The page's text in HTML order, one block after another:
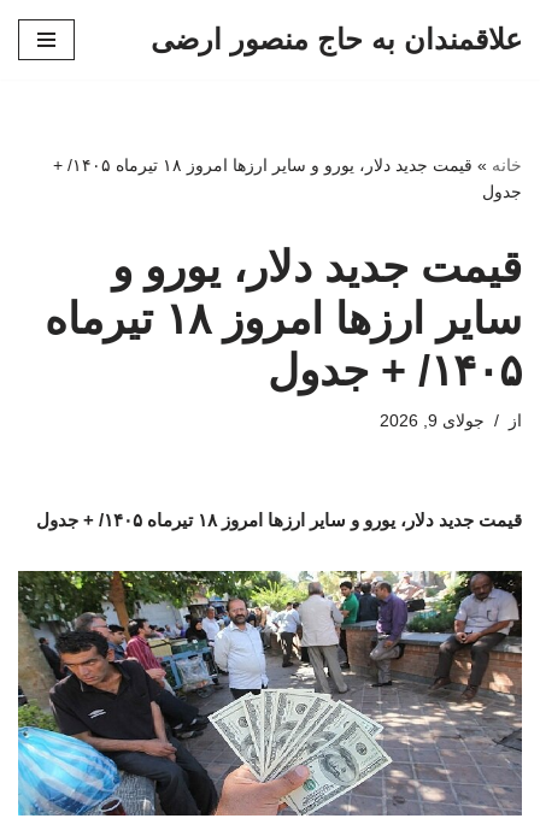
علاقمندان به حاج منصور ارضی
خانه »
قیمت جدید دلار، یورو و سایر ارزها امروز ۱۸ تیرماه ۱۴۰۵/ +
جدول
قیمت جدید دلار، یورو و
سایر ارزها امروز ۱۸ تیرماه
۱۴۰۵/ + جدول
از جولای 9, 2026
قیمت جدید دلار، یورو و سایر ارزها امروز ۱۸ تیرماه ۱۴۰۵/ + جدول